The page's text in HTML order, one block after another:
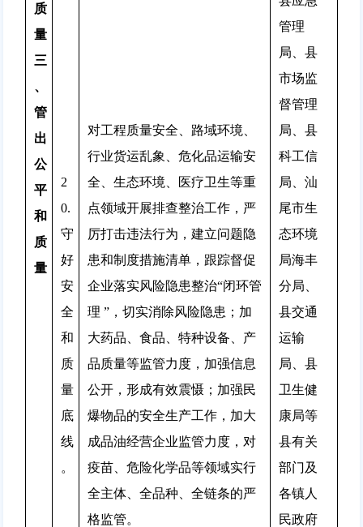
质
量
三
、
管
出
公
平
和
质
量
2
0.
守
好
安
全
和
质
量
底
线
。
对工程质量安全、路域环境、
行业货运乱象、危化品运输安
全、生态环境、医疗卫生等重
点领域开展排查整治工作，严
厉打击违法行为，建立问题隐
患和制度措施清单，跟踪督促
企业落实风险隐患整治“闭环管
理 ”，切实消除风险隐患；加
大药品、食品、特种设备、产
品质量等监管力度，加强信息
公开，形成有效震慑；加强民
爆物品的安全生产工作，加大
成品油经营企业监管力度，对
疫苗、危险化学品等领域实行
全主体、全品种、全链条的严
格监管。
管理
局、县
市场监
督管理
局、县
科工信
局、汕
尾市生
态环境
局海丰
分局、
县交通
运输
局、县
卫生健
康局等
县有关
部门及
各镇人
民政府